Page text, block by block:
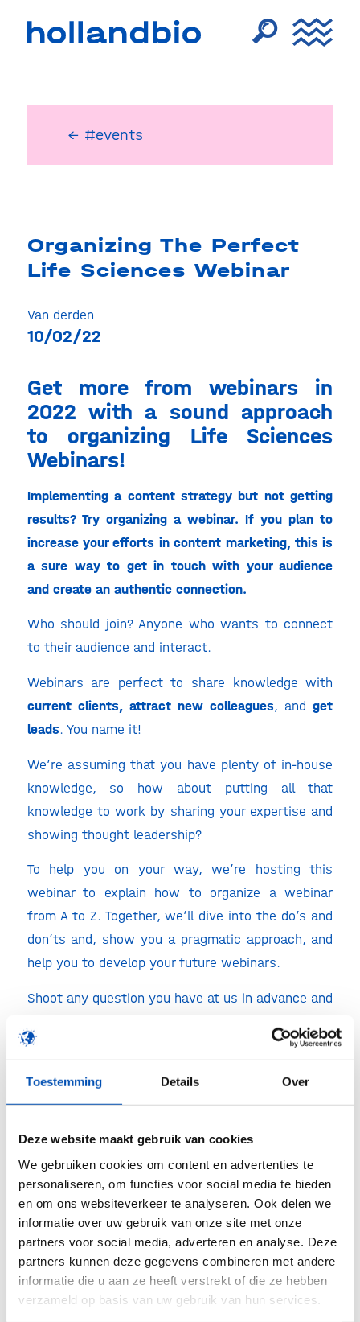
Toestemming Details Over
Deze website maakt gebruik van cookies
We gebruiken cookies om content en advertenties te
personaliseren, om functies voor social media te bieden
en om ons websiteverkeer te analyseren. Ook delen we
informatie over uw gebruik van onze site met onze
partners voor social media, adverteren en analyse. Deze
partners kunnen deze gegevens combineren met andere
informatie die u aan ze heeft verstrekt of die ze hebben
verzameld op basis van uw gebruik van hun services.
← #events
Organizing The Perfect
Life Sciences Webinar
Van derden
10/02/22
Get more from webinars in
2022 with a sound approach
to organizing Life Sciences
Webinars!
Implementing a content strategy but not getting
results? Try organizing a webinar. If you plan to
increase your efforts in content marketing, this is
a sure way to get in touch with your audience
and create an authentic connection.
Who should join? Anyone who wants to connect
to their audience and interact.
Webinars are perfect to share knowledge with
current clients, attract new colleagues, andget
leads. You name it!
We’re assuming that you have plenty of in-house
knowledge, so how about putting all that
knowledge to work by sharing your expertise and
showing thought leadership?
To help you on your way, we’re hosting this
webinar to explain how to organize a webinar
from A to Z. Together, we’ll dive into the do’s and
don’ts and, show you a pragmatic approach, and
help you to develop your future webinars.
Shoot any question you have at us in advance and
​​​​​​​See you there?
During the webinar we’ll focus on:
Planning & organization
Creating your presentation
Amplifying your promotional reach
Presenting like a star
Getting leads, candidates, and happy viewers
Sign up!